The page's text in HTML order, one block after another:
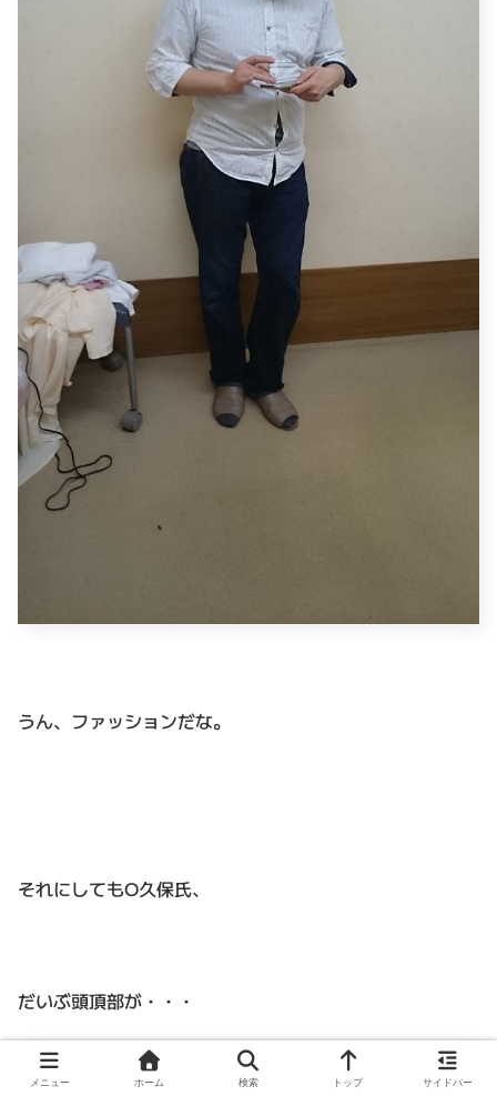
うん、ファッションだな。
それにしてもO久保氏、
だいぶ頭頂部が・・・
メニュー ホーム 検索 トップ サイドバー